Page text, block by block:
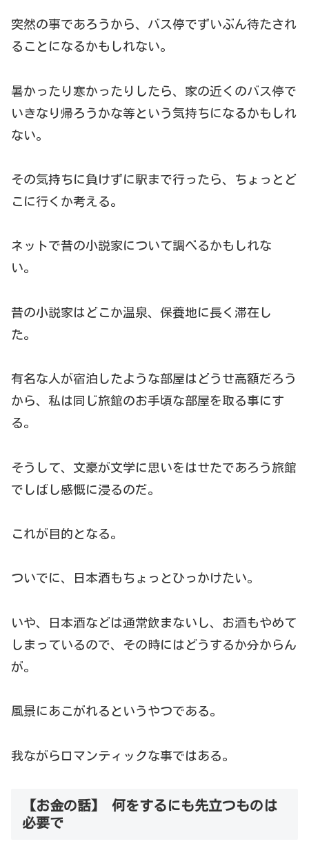
突然の事であろうから、バス停でずいぶん待たされ
ることになるかもしれない。
暑かったり寒かったりしたら、家の近くのバス停で
いきなり帰ろうかな等という気持ちになるかもしれ
ない。
その気持ちに負けずに駅まで行ったら、ちょっとど
こに行くか考える。
ネットで昔の小説家について調べるかもしれな
い。
昔の小説家はどこか温泉、保養地に長く滞在し
た。
有名な人が宿泊したような部屋はどうせ高額だろう
から、私は同じ旅館のお手頃な部屋を取る事にす
る。
そうして、文豪が文学に思いをはせたであろう旅館
でしばし感慨に浸るのだ。
これが目的となる。
ついでに、日本酒もちょっとひっかけたい。
いや、日本酒などは通常飲まないし、お酒もやめて
しまっているので、その時にはどうするか分からん
が。
風景にあこがれるというやつである。
我ながらロマンティックな事ではある。
【お金の話】 何をするにも先立つものは
必要で